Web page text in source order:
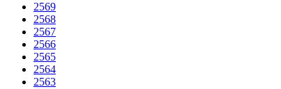
2569
2568
2567
2566
2565
2564
2563